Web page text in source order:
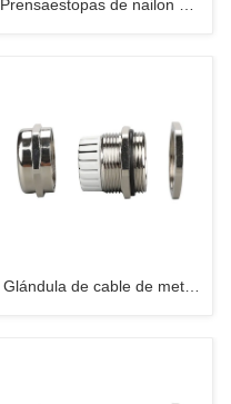
Prensaestopas de nailon UL
Glándula de cable de metal